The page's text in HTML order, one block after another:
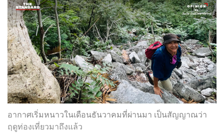
อากาศเริ่มหนาวในเดือนธันวาคมที่ผ่านมา เป็นสัญญาณว่า
ฤดูท่องเที่ยวมาถึงแล้ว